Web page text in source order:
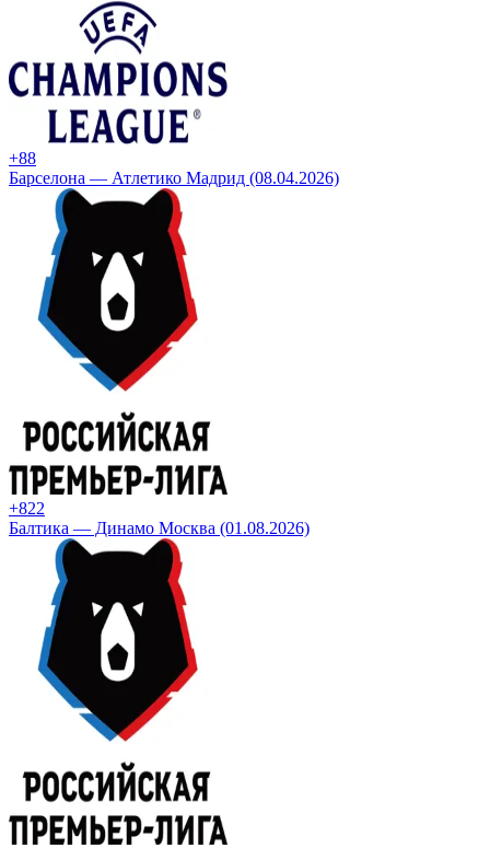
+88
Барселона — Атлетико Мадрид (08.04.2026)
+822
Балтика — Динамо Москва (01.08.2026)